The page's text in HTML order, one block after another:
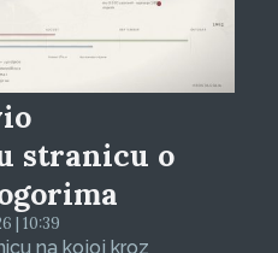
stranicu o
| 10:39
na kojoj kroz